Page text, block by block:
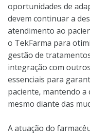
oportunidades de
devem continuar a
atendimento ao
o TekFarma para
gestão de
integração com
essenciais para
paciente, mantendo
mesmo diante das
A atuação do